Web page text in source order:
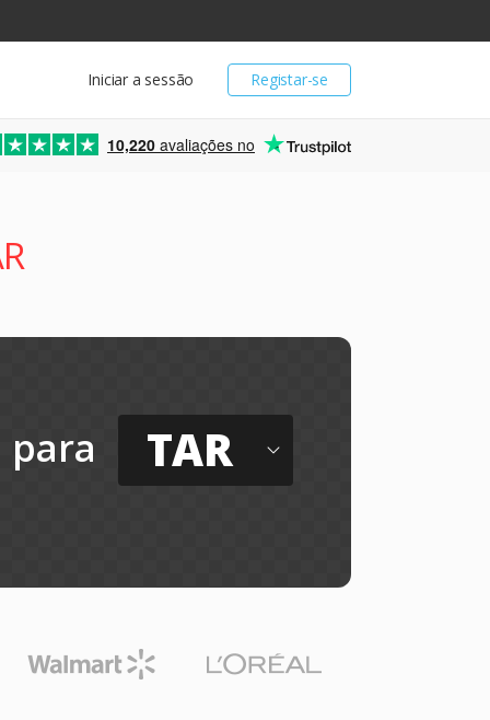
Registar-se
Iniciar a sessão
10,220 avaliações no
para TAR